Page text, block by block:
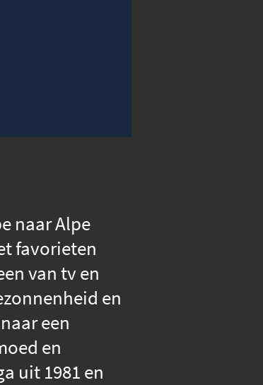
naar Alpe
favorieten
van tv en
en
een
en
uit 1981 en